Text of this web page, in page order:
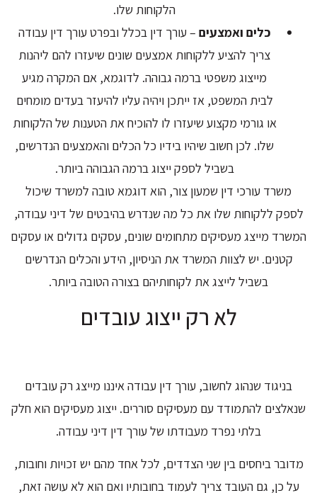
הלקוחות שלו.
כלים ואמצעים – עורך דין בכלל ובפרט עורך דין עבודה
צריך להציע ללקוחות אמצעים שונים שיעזרו להם ליהנות
מייצוג משפטי ברמה גבוהה. לדוגמא, אם המקרה מגיע
לבית המשפט, אז ייתכן ויהיה עליו להיעזר בעדים מומחים
או גורמי מקצוע שיעזרו לו להוכיח את הטענות של הלקוחות
שלו. לכן חשוב שיהיו בידיו כל הכלים והאמצעים הנדרשים,
בשביל לספק ייצוג ברמה הגבוהה ביותר.
משרד עורכי דין שמעון צור, הוא דוגמא טובה למשרד שיכול
לספק ללקוחות שלו את כל מה שנדרש בהיבטים של דיני עבודה,
המשרד מייצג מעסיקים מתחומים שונים, עסקים גדולים או עסקים
קטנים. יש לצוות המשרד את הניסיון, הידע והכלים הנדרשים
בשביל לייצג את לקוחותיהם בצורה הטובה ביותר.
לא רק ייצוג עובדים
בניגוד שנהוג לחשוב, עורך דין עבודה איננו מייצג רק עובדים
שנאלצים להתמודד עם מעסיקים סוררים. ייצוג מעסיקים הוא חלק
בלתי נפרד מעבודתו של עורך דין דיני עבודה.
מדובר ביחסים בין שני הצדדים, לכל אחד מהם יש זכויות וחובות,
על כן, גם העובד צריך לעמוד בחובותיו ואם הוא לא עושה זאת,